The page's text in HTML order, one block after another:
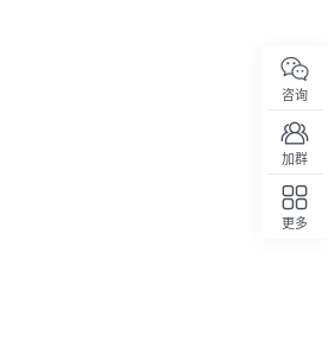
咨询
加群
更多